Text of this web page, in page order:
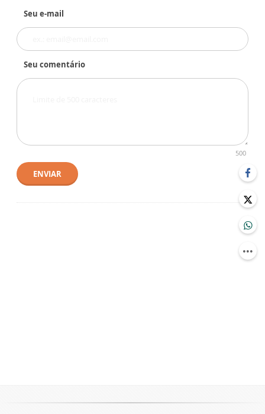
Seu e-mail
Seu comentário
500
ENVIAR